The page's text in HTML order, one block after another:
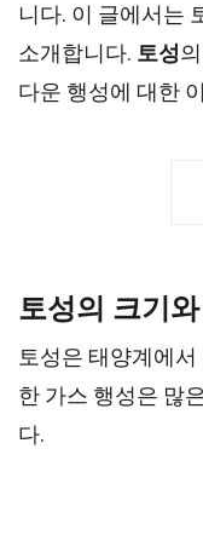
니다. 이 글에서는
소개합니다. 토성
다운 행성에 대한
토성의 크기
토성은 태양계에
한 가스 행성은 많
다.